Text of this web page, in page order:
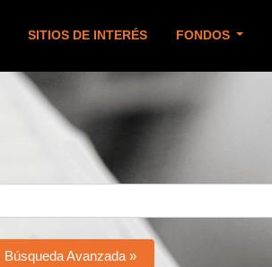
SITIOS DE INTERÉS FONDOS
Búsqueda Avanzada »